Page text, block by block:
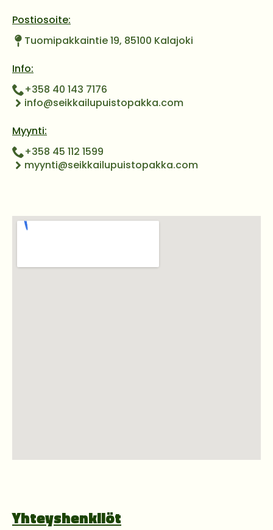
Postiosoite:
Tuomipakkaintie 19, 85100 Kalajoki
Info:
+358 40 143 7176
info@seikkailupuistopakka.com
Myynti:
+358 45 112 1599
myynti@seikkailupuistopakka.com
Yhteyshenkilöt